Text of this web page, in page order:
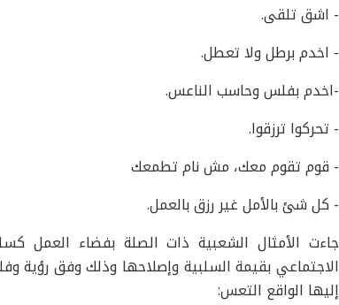
- اشق تلقى.
- اخدم برطل ولا تعطل.
-اخدم بفلس وحاسب الناعس.
- تحركوا ترزقوا.
- قوم تقوم معك، مش نام تطمعك
- كل شئ بالأمل غير رزق بالعمل.
جاءت الأمثال الشعبية ذات الصلة بفضاء العمل
الاجتماعي بقيمة السلبية وإصلاحها وذلك وفق رؤية
إليها الواقع التعس: